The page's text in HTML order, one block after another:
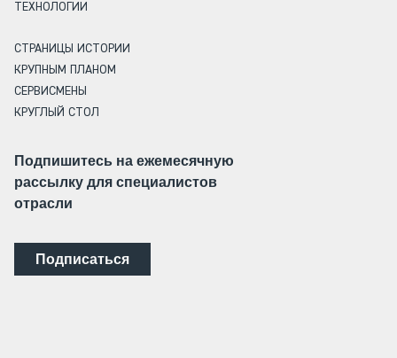
ТЕХНОЛОГИИ
СТРАНИЦЫ ИСТОРИИ
КРУПНЫМ ПЛАНОМ
СЕРВИСМЕНЫ
КРУГЛЫЙ СТОЛ
Подпишитесь на ежемесячную
рассылку для специалистов
отрасли
Подписаться